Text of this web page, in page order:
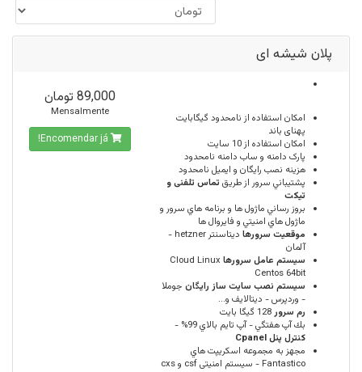
پلان شیشه ای
امكان استفاده از نامحدود گیگابایت
پهنای باند
امکان استفاده از10 سایت
پارک دامنه و ساب دامنه نامحدود
هزینه نصب رایگان و ایمیل نامحدود
پشتيباني سرور از طريق تماس تلفنی و
تیکت
بروز رساني ماژول ها و برنامه هاي سرور و
ماژول هاي امنيتي و فايروال ها
موقعيت سرورها
ديتاسنتر hetzner -
آلمان
سيستم عامل سرورها Cloud Linux
Centos 64bit
سیستم نصب سایت ساز رایگان جوملا
- وردپرس - دیتالایف و...
رم سرور128 گيگا بايت
بك آپ هفتگي - آپ تايم بالاي 99% -
كنترل پنل Cpanel
مجهز به مجموعه اسكريپت هاي
Fantastico - سیستم امنیتی csf و cxs
89,000 تومان
Mensalmente
Encomendar já!